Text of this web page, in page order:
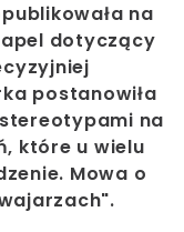
na
dotyczący
postanowiła
na
które u wielu
Mowa o